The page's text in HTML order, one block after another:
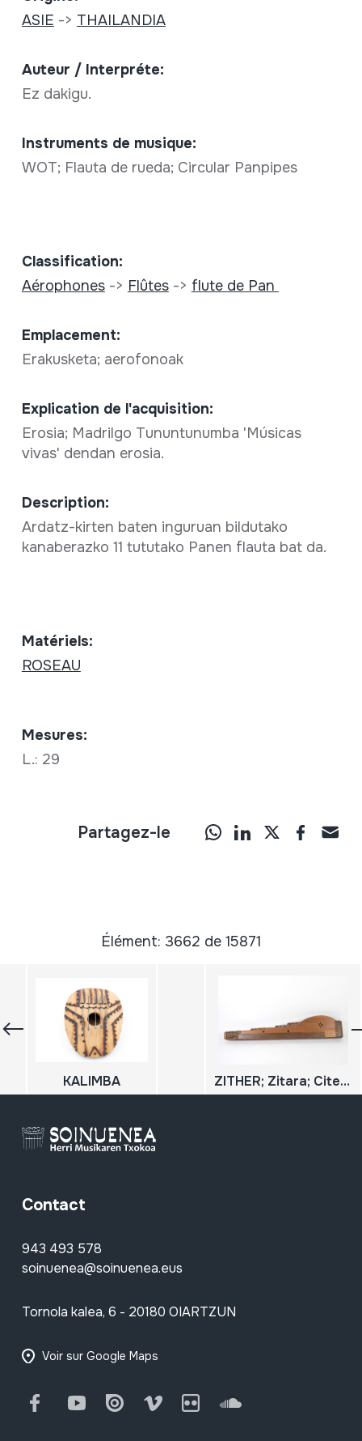
ASIE -> THAILANDIA
Auteur / Interpréte:
Ez dakigu.
Instruments de musique:
WOT; Flauta de rueda; Circular Panpipes
Classification:
Aérophones-> Flûtes-> flute de Pan
Emplacement:
Erakusketa; aerofonoak
Explication de l'acquisition:
Erosia; Madrilgo Tununtunumba 'Músicas
vivas' dendan erosia.
Description:
Ardatz-kirten baten inguruan bildutako
kanaberazko 11 tututako Panen flauta bat da.
Matériels:
ROSEAU
Mesures:
L.: 29
Partagez-le
Élément: 3662 de 15871
KALIMBA ZITHER; Zitara; Citera
Contact
943 493 578
soinuenea@soinuenea.eus
Tornola kalea, 6 - 20180 OIARTZUN
Voir sur Google Maps
FacebookYoutube Issuu Vimeo Flickr SoundCloud